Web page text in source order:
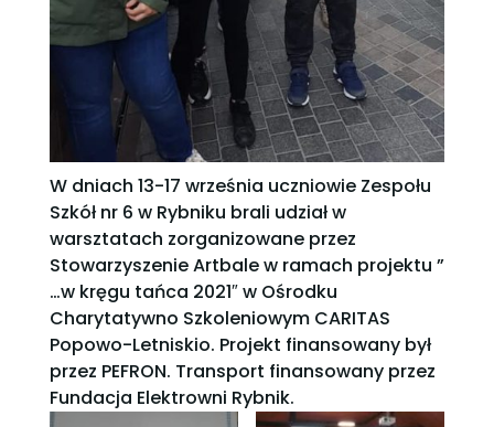
W dniach 13-17 września uczniowie Zespołu
Szkół nr 6 w Rybniku brali udział w
warsztatach zorganizowane przez
Stowarzyszenie Artbale w ramach projektu ”
…w kręgu tańca 2021″ w Ośrodku
Charytatywno Szkoleniowym CARITAS
Popowo-Letniskio. Projekt finansowany był
przez PEFRON. Transport finansowany przez
Fundacja Elektrowni Rybnik.